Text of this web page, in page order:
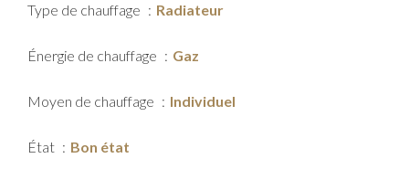
Type de chauffage Radiateur
Énergie de chauffage Gaz
Moyen de chauffage Individuel
État Bon état